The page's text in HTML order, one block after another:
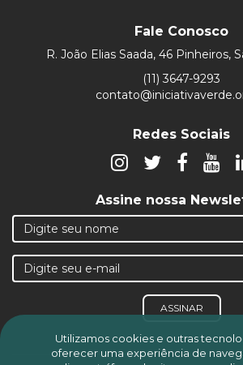
Fale Conosco
R. João Elias Saada, 46 Pinheiros,
(11) 3647-9293
Redes Sociais
Assine nossa
ASSINAR
Utilizamos cookies e outras
oferecer uma experiência de